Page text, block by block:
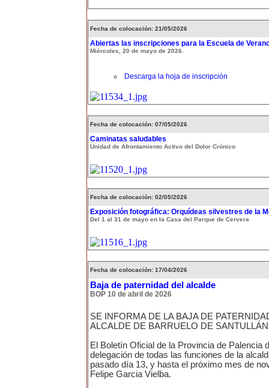
Fecha de colocación: 21/05/2026
Abiertas las inscripciones para la Escuela de
Miércoles, 20 de mayo de 2026.
Descarga la hoja de inscripción
Fecha de colocación: 07/05/2026
Caminatas saludables
Unidad de Afrontamiento Activo del Dolor Crónico
Fecha de colocación: 02/05/2026
Exposición fotográfica: Orquídeas silvestres de la
Del 1 al 31 de mayo en la Casa del Parque de Cervera
Fecha de colocación: 17/04/2026
Baja de paternidad del alcalde
BOP 10 de abril de 2026
SE INFORMA DE LA BAJA DE
ALCALDE DE BARRUELO DE
El Boletín Oficial de la Provincia de Palencia
delegación de todas las funciones de la
pasado día 13, y hasta el próximo mes de
Felipe Garcia Vielba.